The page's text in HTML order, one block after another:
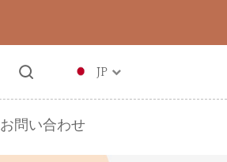
JP
お問い合わせ